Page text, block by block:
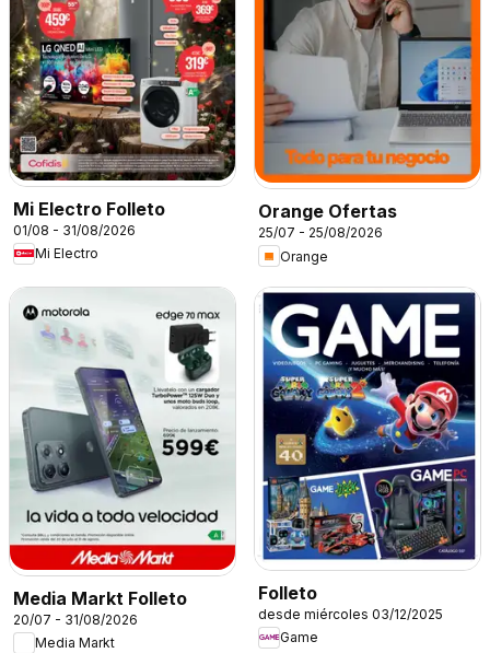
Mi Electro Folleto
01/08 - 31/08/2026
Mi Electro
Orange Ofertas
25/07 - 25/08/2026
Orange
Media Markt Folleto
20/07 - 31/08/2026
Media Markt
Folleto
desde miércoles 03/12/2025
Game